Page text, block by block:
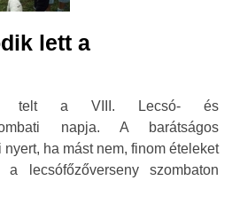
lett a
telt a VIII. Lecsó- és
napja. A barátságos
ha mást nem, finom ételeket
a lecsófőzőverseny szombaton